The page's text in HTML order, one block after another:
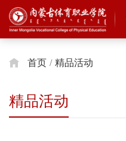
首页 / 精品活动
精品活动